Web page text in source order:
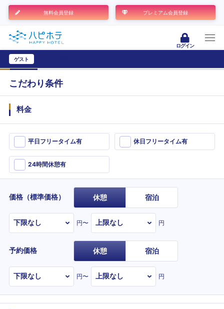
無料会員登録 プレミアム会員登録
ログイン
ゲスト
こだわり条件
料金
平日フリータイム有 休日フリータイム有
24時間休憩有
価格（標準価格） 休憩 宿泊
円〜 円
予約価格 休憩 宿泊
円〜 円